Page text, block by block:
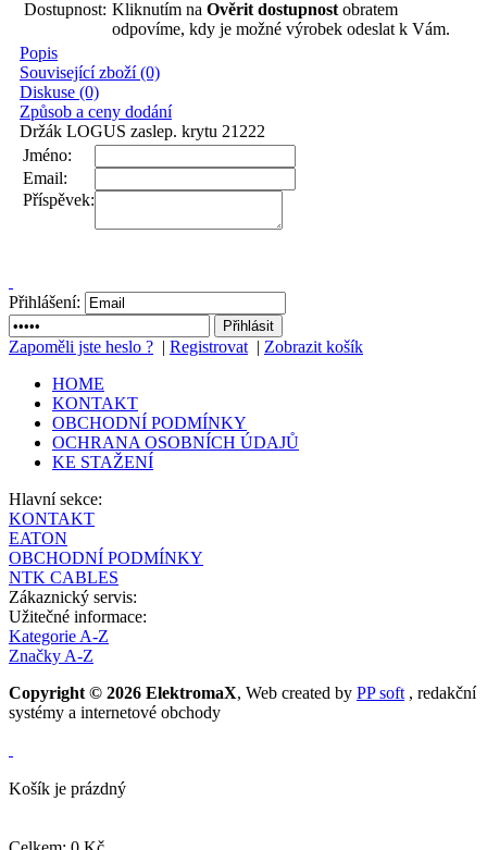
Dostupnost: Kliknutím na Ověrit dostupnost obratem
odpovíme, kdy je možné výrobek odeslat k Vám.
Popis
Související zboží (0)
Diskuse (0)
Způsob a ceny dodání
Držák LOGUS zaslep. krytu 21222
Jméno:
Email:
Příspěvek:
Přihlášení:
Zapoměli jste heslo ? | Registrovat | Zobrazit košík
HOME
KONTAKT
OBCHODNÍ PODMÍNKY
OCHRANA OSOBNÍCH ÚDAJŮ
KE STAŽENÍ
Hlavní sekce:
KONTAKT
EATON
OBCHODNÍ PODMÍNKY
NTK CABLES
Zákaznický servis:
Užitečné informace:
Kategorie A-Z
Značky A-Z
Copyright © 2026 ElektromaX, Web created by PP soft , redakční
systémy a internetové obchody
Košík je prázdný